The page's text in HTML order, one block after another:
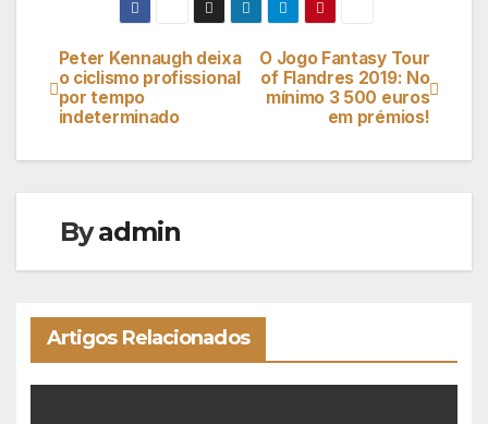
Navegação
de
artigos
O Jogo Fantasy Tour
of Flandres 2019: No
mínimo 3 500 euros
em prémios!
Peter Kennaugh deixa
o ciclismo profissional
por tempo
indeterminado
Byadmin
Artigos Relacionados